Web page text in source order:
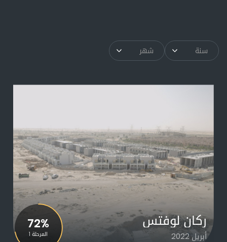
سنة ▾ شهر ▾
ركان لوفتس
أبريل 2022
72%
المرحلة 1